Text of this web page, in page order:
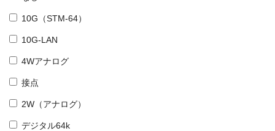
10G（STM-64）
10G-LAN
4Wアナログ
接点
2W（アナログ）
デジタル64k